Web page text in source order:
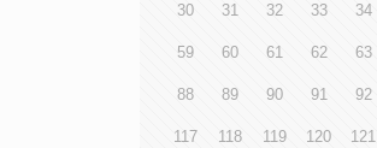
30 31 32 33 34
59 60 61 62 63
88 89 90 91 92
117 118 119 120 121